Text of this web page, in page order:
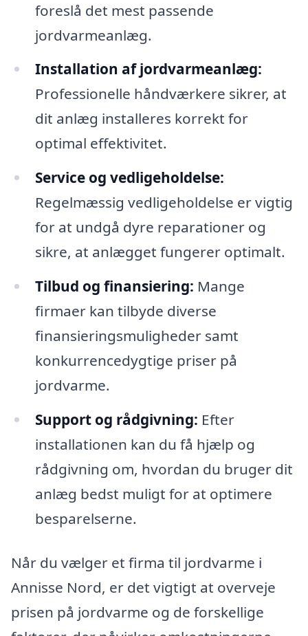
foreslå det mest passende
jordvarmeanlæg.
Installation af jordvarmeanlæg:
Professionelle håndværkere sikrer, at
dit anlæg installeres korrekt for
optimal effektivitet.
Service og vedligeholdelse:
Regelmæssig vedligeholdelse er vigtig
for at undgå dyre reparationer og
sikre, at anlægget fungerer optimalt.
Tilbud og finansiering: Mange
firmaer kan tilbyde diverse
finansieringsmuligheder samt
konkurrencedygtige priser på
jordvarme.
Support og rådgivning: Efter
installationen kan du få hjælp og
rådgivning om, hvordan du bruger dit
anlæg bedst muligt for at optimere
besparelserne.
Når du vælger et firma til jordvarme i
Annisse Nord, er det vigtigt at overveje
prisen på jordvarme og de forskellige